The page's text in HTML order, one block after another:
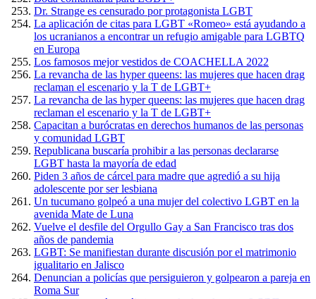
Dr. Strange es censurado por protagonista LGBT
La aplicación de citas para LGBT «Romeo» está ayudando a
los ucranianos a encontrar un refugio amigable para LGBTQ
en Europa
Los famosos mejor vestidos de COACHELLA 2022
La revancha de las hyper queens: las mujeres que hacen drag
reclaman el escenario y la T de LGBT+
La revancha de las hyper queens: las mujeres que hacen drag
reclaman el escenario y la T de LGBT+
Capacitan a burócratas en derechos humanos de las personas
y comunidad LGBT
Republicana buscaría prohibir a las personas declararse
LGBT hasta la mayoría de edad
Piden 3 años de cárcel para madre que agredió a su hija
adolescente por ser lesbiana
Un tucumano golpeó a una mujer del colectivo LGBT en la
avenida Mate de Luna
Vuelve el desfile del Orgullo Gay a San Francisco tras dos
años de pandemia
LGBT: Se manifiestan durante discusión por el matrimonio
igualitario en Jalisco
Denuncian a policías que persiguieron y golpearon a pareja en
Roma Sur